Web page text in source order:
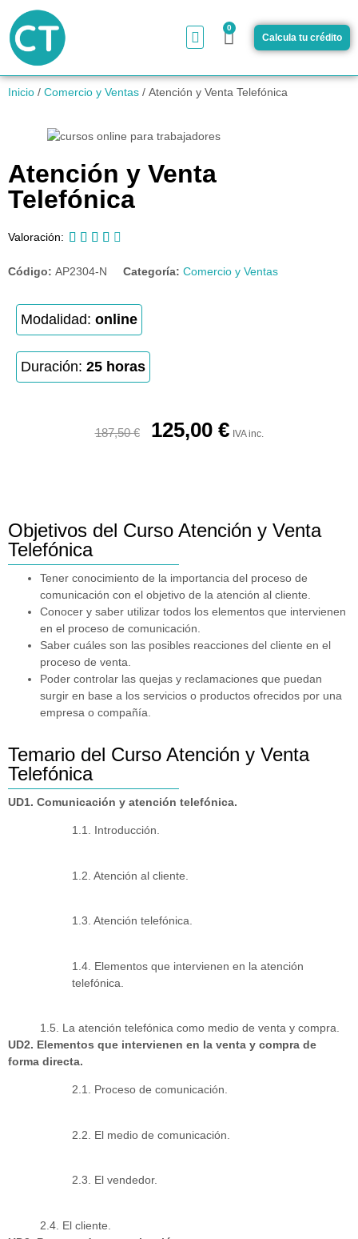
0
Calcula tu crédito
Inicio / Comercio y Ventas / Atención y Venta Telefónica
Atención y Venta
Telefónica
Valoración:     
Código: AP2304-N Categoría: Comercio y Ventas
Modalidad: online
Duración: 25 horas
187,50€ 125,00 € IVA inc.
Objetivos del Curso Atención y Venta
Telefónica
Tener conocimiento de la importancia del proceso de
comunicación con el objetivo de la atención al cliente.
Conocer y saber utilizar todos los elementos que intervienen
en el proceso de comunicación.
Saber cuáles son las posibles reacciones del cliente en el
proceso de venta.
Poder controlar las quejas y reclamaciones que puedan
surgir en base a los servicios o productos ofrecidos por una
empresa o compañía.
Temario del Curso Atención y Venta
Telefónica
UD1. Comunicación y atención telefónica.
1.1. Introducción.
1.2. Atención al cliente.
1.3. Atención telefónica.
1.4. Elementos que intervienen en la atención
telefónica.
1.5. La atención telefónica como medio de venta y compra.
UD2. Elementos que intervienen en la venta y compra de
forma directa.
2.1. Proceso de comunicación.
2.2. El medio de comunicación.
2.3. El vendedor.
2.4. El cliente.